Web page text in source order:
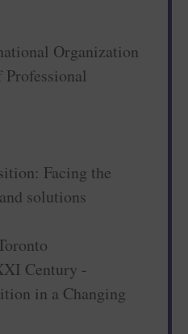
Organization
Facing the
solutions
Century -
in a Changing